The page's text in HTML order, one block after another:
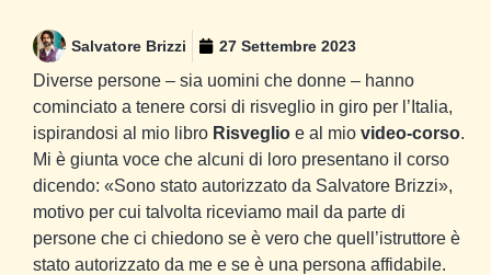
Salvatore Brizzi 27 Settembre 2023
Diverse persone – sia uomini che donne – hanno
cominciato a tenere corsi di risveglio in giro per l’Italia,
ispirandosi al mio libro Risveglio e al mio video-corso.
Mi è giunta voce che alcuni di loro presentano il corso
dicendo: «Sono stato autorizzato da Salvatore Brizzi»,
motivo per cui talvolta riceviamo mail da parte di
persone che ci chiedono se è vero che quell’istruttore è
stato autorizzato da me e se è una persona affidabile.